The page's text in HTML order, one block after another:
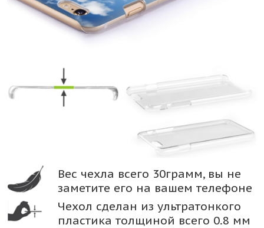
Вес чехла всего 30грамм, вы не
заметите его на вашем телефоне
Чехол сделан из ультратонкого
пластика толщиной всего 0.8 мм